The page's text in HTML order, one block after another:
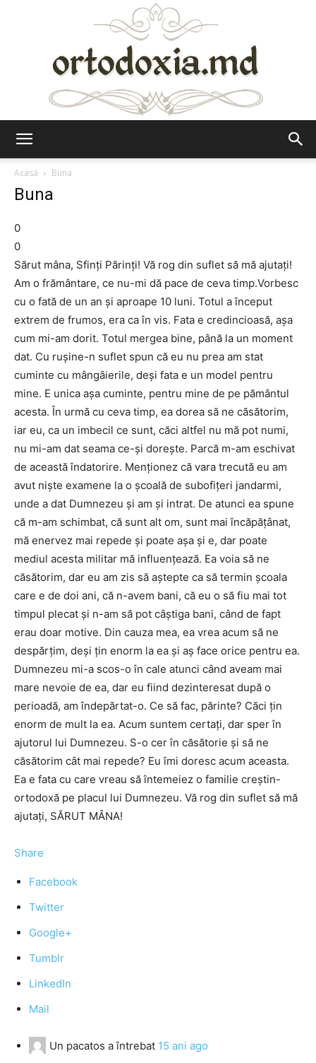
Acasă
Buna
Buna
0
0
Sărut mâna, Sfinţi Părinţi! Vă rog din suflet să mă ajutaţi!
Am o frământare, ce nu-mi dă pace de ceva timp.Vorbesc
cu o fată de un an şi aproape 10 luni. Totul a început
extrem de frumos, era ca în vis. Fata e credincioasă, aşa
cum mi-am dorit. Totul mergea bine, până la un moment
dat. Cu ruşine-n suflet spun că eu nu prea am stat
cuminte cu mângâierile, deşi fata e un model pentru
mine. E unica aşa cuminte, pentru mine de pe pământul
acesta. În urmă cu ceva timp, ea dorea să ne căsătorim,
iar eu, ca un imbecil ce sunt, căci altfel nu mă pot numi,
nu mi-am dat seama ce-şi doreşte. Parcă m-am eschivat
de această îndatorire. Menţionez că vara trecută eu am
avut nişte examene la o şcoală de subofiţeri jandarmi,
unde a dat Dumnezeu şi am şi intrat. De atunci ea spune
că m-am schimbat, că sunt alt om, sunt mai încăpăţânat,
mă enervez mai repede şi poate aşa şi e, dar poate
mediul acesta militar mă influenţează. Ea voia să ne
căsătorim, dar eu am zis să aştepte ca să termin şcoala
care e de doi ani, că n-avem bani, că eu o să fiu mai tot
timpul plecat şi n-am să pot câştiga bani, când de fapt
erau doar motive. Din cauza mea, ea vrea acum să ne
despărţim, deşi ţin enorm la ea şi aş face orice pentru ea.
Dumnezeu mi-a scos-o în cale atunci când aveam mai
mare nevoie de ea, dar eu fiind dezinteresat după o
perioadă, am îndepărtat-o. Ce să fac, părinte? Căci ţin
enorm de mult la ea. Acum suntem certaţi, dar sper în
ajutorul lui Dumnezeu. S-o cer în căsătorie şi să ne
căsătorim cât mai repede? Eu îmi doresc acum aceasta.
Ea e fata cu care vreau să întemeiez o familie creştin-
ortodoxă pe placul lui Dumnezeu. Vă rog din suflet să mă
ajutaţi, SĂRUT MÂNA!
Share
Facebook
Twitter
Google+
Tumblr
LinkedIn
Mail
Un pacatos a întrebat 15 ani ago